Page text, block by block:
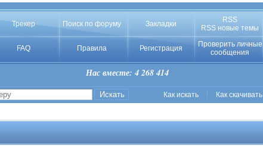
Трекер Поиск по форуму Закладки
RSS
RSS новые темы
FAQ Правила Регистрация
Проверить личные
сообщения
Нас вместе: 4 268 414
Как искать Как скачивать